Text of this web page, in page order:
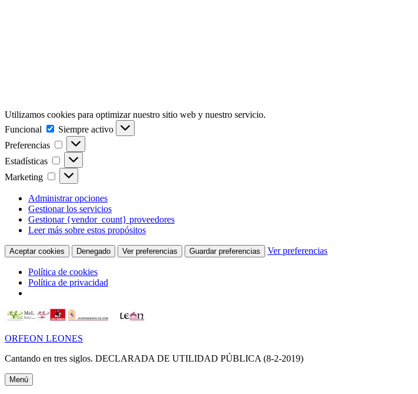
Utilizamos cookies para optimizar nuestro sitio web y nuestro servicio.
Funcional
Funcional
Siempre activo
Preferencias
Preferencias
Estadísticas Estadísticas
Marketing Marketing
Administrar opciones
Gestionar los servicios
Gestionar {vendor_count} proveedores
Leer más sobre estos propósitos
Aceptar cookies Denegado Ver preferencias Guardar preferencias Ver preferencias
Política de cookies
Política de privacidad
Ir
al
contenido
ORFEON LEONES
Cantando en tres siglos. DECLARADA DE UTILIDAD PÚBLICA (8-2-2019)
Menú